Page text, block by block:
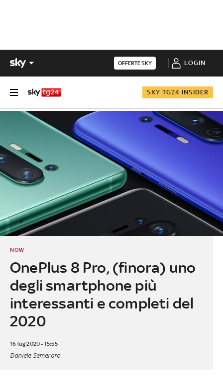
OFFERTE SKY LOGIN
SKY TG24 INSIDER
OnePlus 8 Pro, (finora) uno
degli smartphone più
interessanti e completi del
2020
NOW
16 lug 2020 - 15:55
Daniele Semeraro